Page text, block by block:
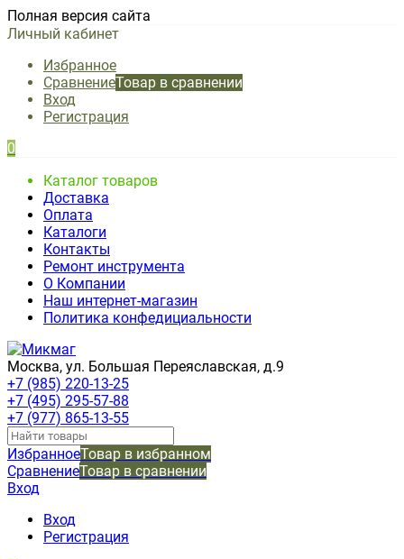
Полная версия сайта
Личный кабинет
Избранное
СравнениеТовар в сравнении
Вход
Регистрация
0
Каталог товаров
Доставка
Оплата
Каталоги
Контакты
Ремонт инструмента
О Компании
Наш интернет-магазин
Политика конфедициальности
Москва, ул. Большая Переяславская, д.9
+7 (985) 220-13-25
+7 (495) 295-57-88
+7 (977) 865-13-55
ИзбранноеТовар в избранном
СравнениеТовар в сравнении
Вход
Вход
Регистрация